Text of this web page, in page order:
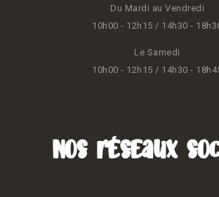
Du Mardi au Vendredi
10h00 - 12h15 / 14h30 -
Le Samedi
10h00 - 12h15 / 14h30 -
Nos réseaux